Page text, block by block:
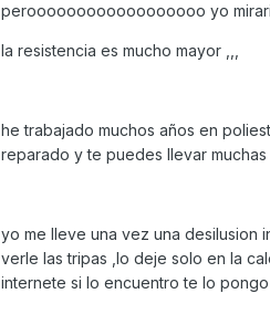
peroooooooooooooooooo yo
la resistencia es mucho mayor ,,,
he trabajado muchos años en
reparado y te puedes llevar
yo me lleve una vez una desilusion
verle las tripas ,lo deje solo en la
internete si lo encuentro te lo